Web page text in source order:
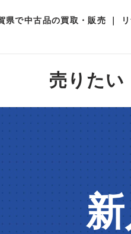
県で中古品の買取・販売 ｜
売りたい